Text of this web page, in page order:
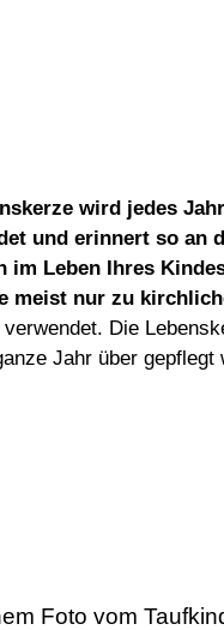
wird jedes
und erinnert so an
im Leben Ihres
meist nur zu
Die
Jahr über gepflegt
Foto vom